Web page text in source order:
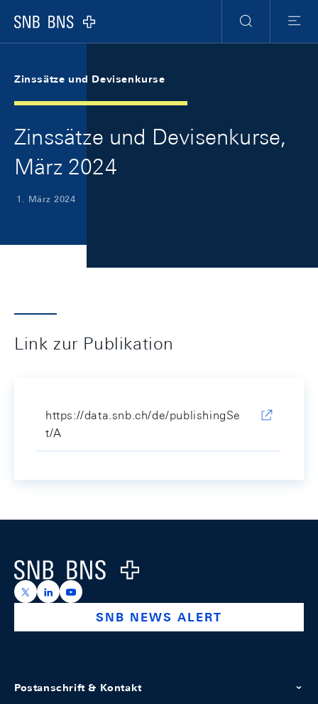
Logo
Suche
Menu
Zinssätze und Devisenkurse
Zinssätze und Devisenkurse,
März 2024
1. März 2024
Link zur Publikation
https://data.snb.ch/de/publishingSe
t/A
Logo
https://x.com/snb_bns
https://ch.linkedin.com/company/swiss-national-
https://www.youtube.com/@swissnationalbank
SNB NEWS ALERT
Postanschrift & Kontakt